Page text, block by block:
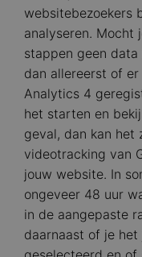
websitebezoekers
analyseren. Mocht
stappen geen
dan allereerst of
Analytics 4
het starten en
geval, dan kan het
videotracking van
jouw website. In
ongeveer 48 uur
in de aangepaste
daarnaast of je